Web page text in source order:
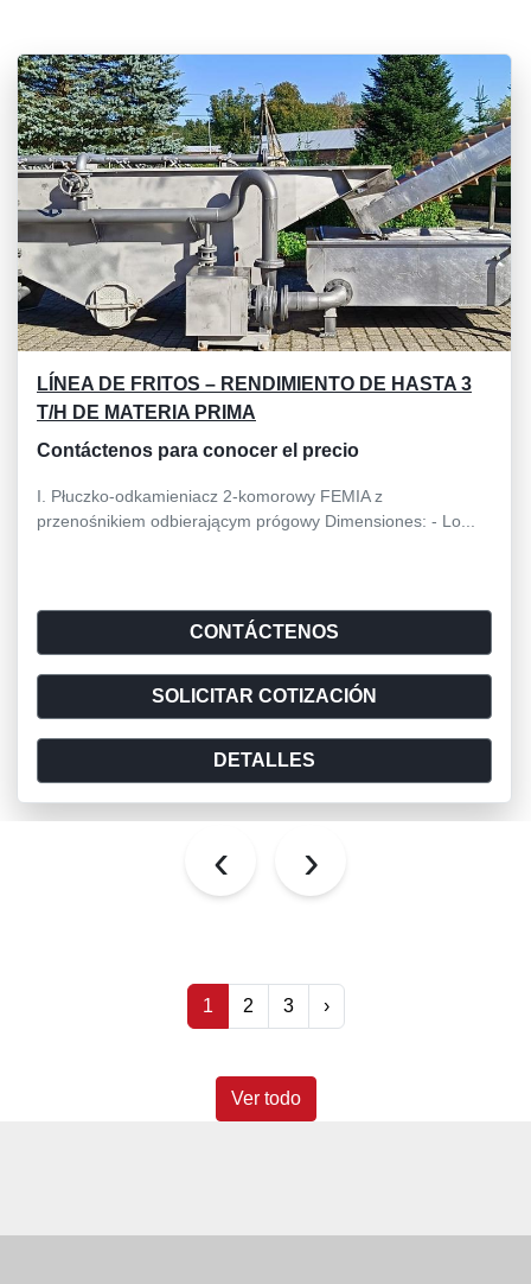
Ordenar por
LÍNEA DE FRITOS – RENDIMIENTO DE HASTA 3
T/H DE MATERIA PRIMA
Contáctenos para conocer el precio
I. Płuczko-odkamieniacz 2-komorowy FEMIA z
przenośnikiem odbierającym prógowy Dimensiones: - Lo...
CONTÁCTENOS
SOLICITAR COTIZACIÓN
DETALLES
‹ ›
1 2 3 ›
Ver todo